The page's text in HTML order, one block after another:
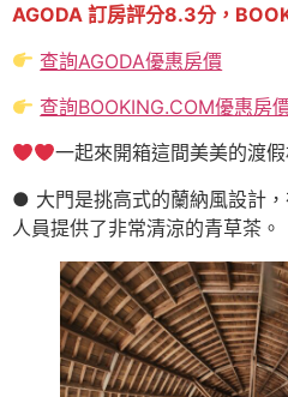
AGODA 訂房評分8.3分，
查詢AGODA優惠房價
查詢BOOKING.COM優惠房
一起來開箱這間美美的渡
● 大門是挑高式的蘭納風設計
人員提供了非常清涼的青草茶。